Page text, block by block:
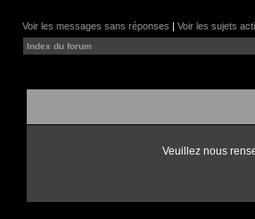
Voir les messages sans réponses | Voir les sujets
Index du forum
Veuillez nous